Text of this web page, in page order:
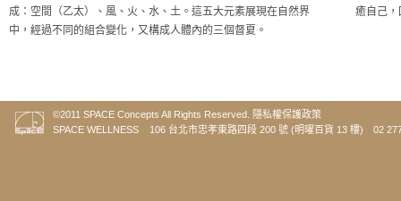
成：空間（乙太）、風、火、水、土。這五大元素展現在自然界
中，經過不同的組合變化，又構成人體內的三個督夏。
癒自己，
©2011 SPACE Concepts All Rights Reserved.
隱私權保護政策
SPACE WELLNESS 106 台北市忠孝東路四段 200 號 (明曜百貨 13 樓) 02